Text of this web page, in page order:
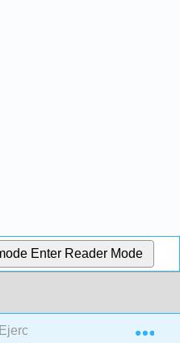
Enter Reader Mode
Ejercicios